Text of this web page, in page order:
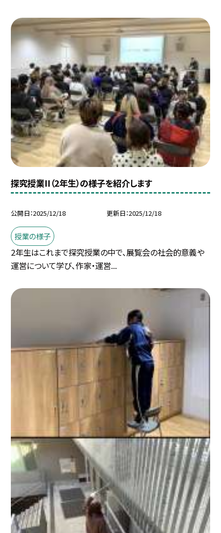
探究授業II（2年生）の様子を紹介します
公開日 2025/12/18 更新日 2025/12/18
授業の様子
2年生はこれまで探究授業の中で、展覧会の社会的意義や
運営について学び、作家・運営...